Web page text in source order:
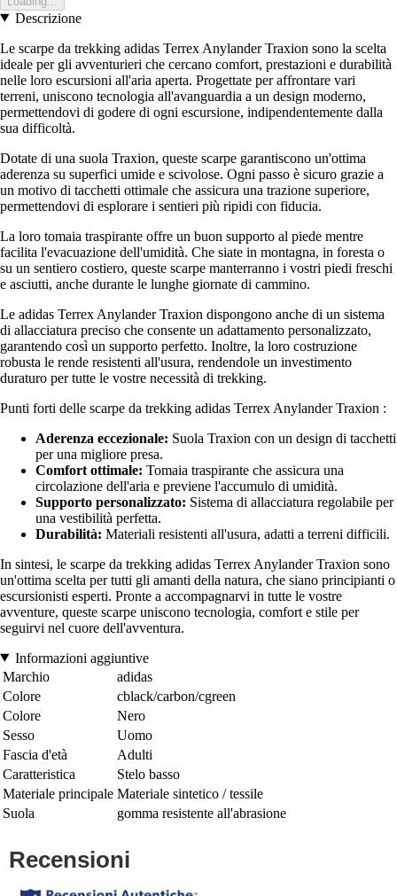
Descrizione
Le scarpe da trekking adidas Terrex Anylander Traxion sono la scelta
ideale per gli avventurieri che cercano comfort, prestazioni e durabilità
nelle loro escursioni all'aria aperta. Progettate per affrontare vari
terreni, uniscono tecnologia all'avanguardia a un design moderno,
permettendovi di godere di ogni escursione, indipendentemente dalla
sua difficoltà.
Dotate di una suola Traxion, queste scarpe garantiscono un'ottima
aderenza su superfici umide e scivolose. Ogni passo è sicuro grazie a
un motivo di tacchetti ottimale che assicura una trazione superiore,
permettendovi di esplorare i sentieri più ripidi con fiducia.
La loro tomaia traspirante offre un buon supporto al piede mentre
facilita l'evacuazione dell'umidità. Che siate in montagna, in foresta o
su un sentiero costiero, queste scarpe manterranno i vostri piedi freschi
e asciutti, anche durante le lunghe giornate di cammino.
Le adidas Terrex Anylander Traxion dispongono anche di un sistema
di allacciatura preciso che consente un adattamento personalizzato,
garantendo così un supporto perfetto. Inoltre, la loro costruzione
robusta le rende resistenti all'usura, rendendole un investimento
duraturo per tutte le vostre necessità di trekking.
Punti forti delle scarpe da trekking adidas Terrex Anylander Traxion :
Aderenza eccezionale: Suola Traxion con un design di tacchetti
per una migliore presa.
Comfort ottimale: Tomaia traspirante che assicura una
circolazione dell'aria e previene l'accumulo di umidità.
Supporto personalizzato: Sistema di allacciatura regolabile per
una vestibilità perfetta.
Durabilità: Materiali resistenti all'usura, adatti a terreni difficili.
In sintesi, le scarpe da trekking adidas Terrex Anylander Traxion sono
un'ottima scelta per tutti gli amanti della natura, che siano principianti o
escursionisti esperti. Pronte a accompagnarvi in tutte le vostre
avventure, queste scarpe uniscono tecnologia, comfort e stile per
seguirvi nel cuore dell'avventura.
Informazioni aggiuntive
Marchio
adidas
Colore
cblack/carbon/cgreen
Colore
Nero
Sesso
Uomo
Fascia d'età
Adulti
Caratteristica
Stelo basso
Materiale principale Materiale sintetico / tessile
Suola
gomma resistente all'abrasione